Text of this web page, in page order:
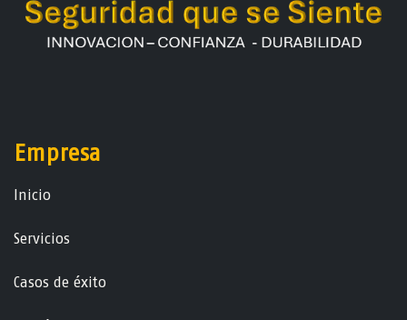
Empresa
Ini​ci​o
Servicios
Casos de éxito